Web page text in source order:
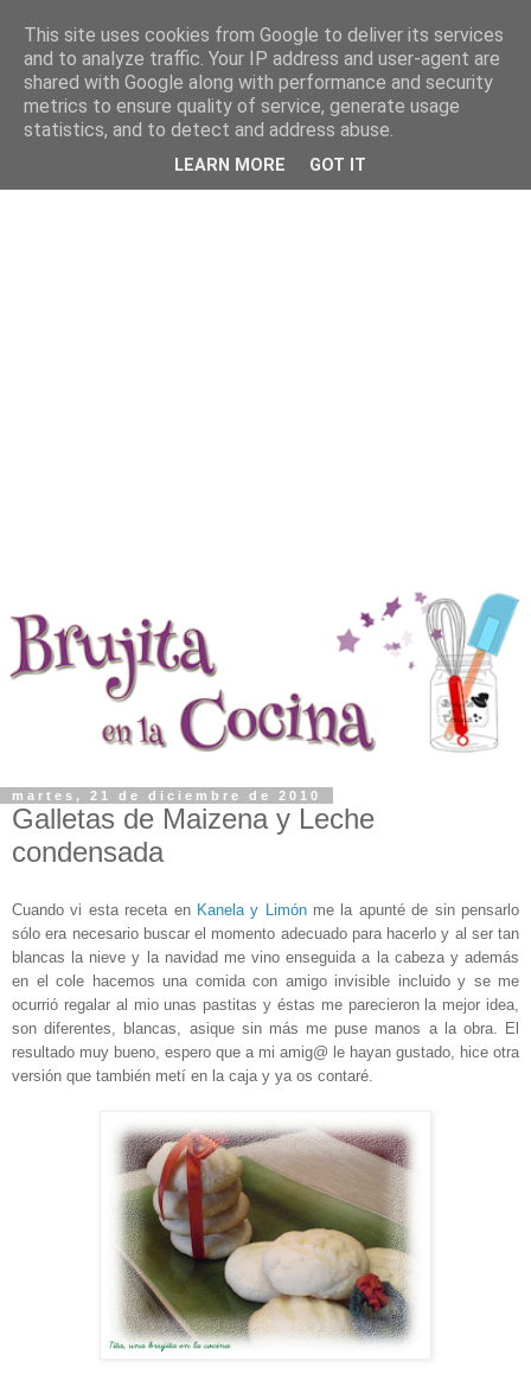
martes, 21 de diciembre de 2010
Galletas de Maizena y Leche
condensada
Cuando vi esta receta en Kanela y Limónme la apunté de sin pensarlo
sólo era necesario buscar el momento adecuado para hacerlo y al ser tan
blancas la nieve y la navidad me vino enseguida a la cabeza y además
en el cole hacemos una comida con amigo invisible incluido y se me
ocurrió regalar al mio unas pastitas y éstas me parecieron la mejor idea,
son diferentes, blancas, asique sin más me puse manos a la obra. El
resultado muy bueno, espero que a mi amig@ le hayan gustado, hice otra
versión que también metí en la caja y ya os contaré.
This site uses cookies from Google to deliver its services
and to analyze traffic. Your IP address and user-agent are
shared with Google along with performance and security
metrics to ensure quality of service, generate usage
statistics, and to detect and address abuse.
LEARN MORE GOT IT